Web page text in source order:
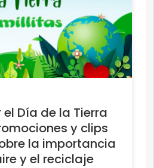
Día de la Tierra
y clips
la importancia
y el reciclaje